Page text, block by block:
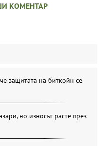
КОМЕНТАР
защитата на биткойн се
но износът расте през